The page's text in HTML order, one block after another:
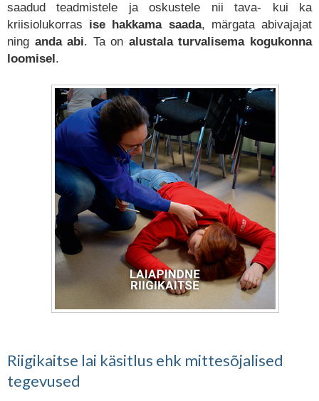
saadud teadmistele ja oskustele nii tava- kui ka
kriisiolukorras ise hakkama saada, märgata abivajajat
ning anda abi. Ta on alustala turvalisema kogukonna
loomisel.
Riigikaitse lai käsitlus ehk mittesõjalised
tegevused